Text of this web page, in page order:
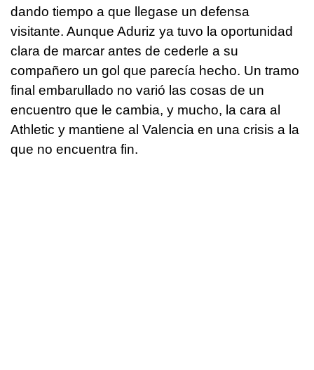
dando tiempo a que llegase un defensa
visitante. Aunque Aduriz ya tuvo la oportunidad
clara de marcar antes de cederle a su
compañero un gol que parecía hecho. Un tramo
final embarullado no varió las cosas de un
encuentro que le cambia, y mucho, la cara al
Athletic y mantiene al Valencia en una crisis a la
que no encuentra fin.